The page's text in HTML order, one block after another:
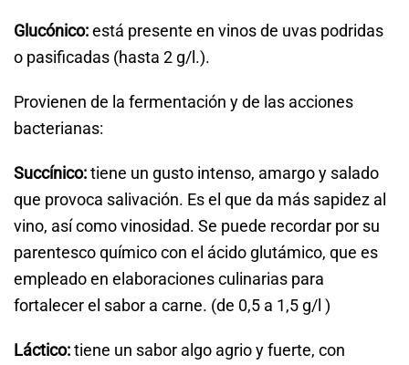
Glucónico:está presente en vinos de uvas podridas
o pasificadas (hasta 2 g/l.).
Provienen de la fermentación y de las acciones
bacterianas:
Succínico:tiene un gusto intenso, amargo y salado
que provoca salivación. Es el que da más sapidez al
vino, así como vinosidad. Se puede recordar por su
parentesco químico con el ácido glutámico, que es
empleado en elaboraciones culinarias para
fortalecer el sabor a carne. (de 0,5 a 1,5 g/l )
Láctico:tiene un sabor algo agrio y fuerte, con